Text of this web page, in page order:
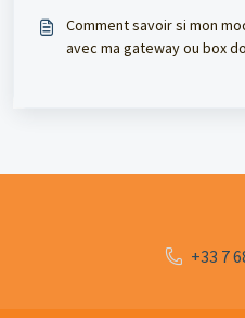
Comment savoir si mon
avec ma gateway ou box
+33 7